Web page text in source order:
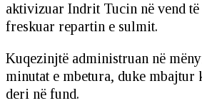
aktivizuar Indrit Tucin në vend
freskuar repartin e sulmit.
Kuqezinjtë administruan në
minutat e mbetura, duke
deri në fund.